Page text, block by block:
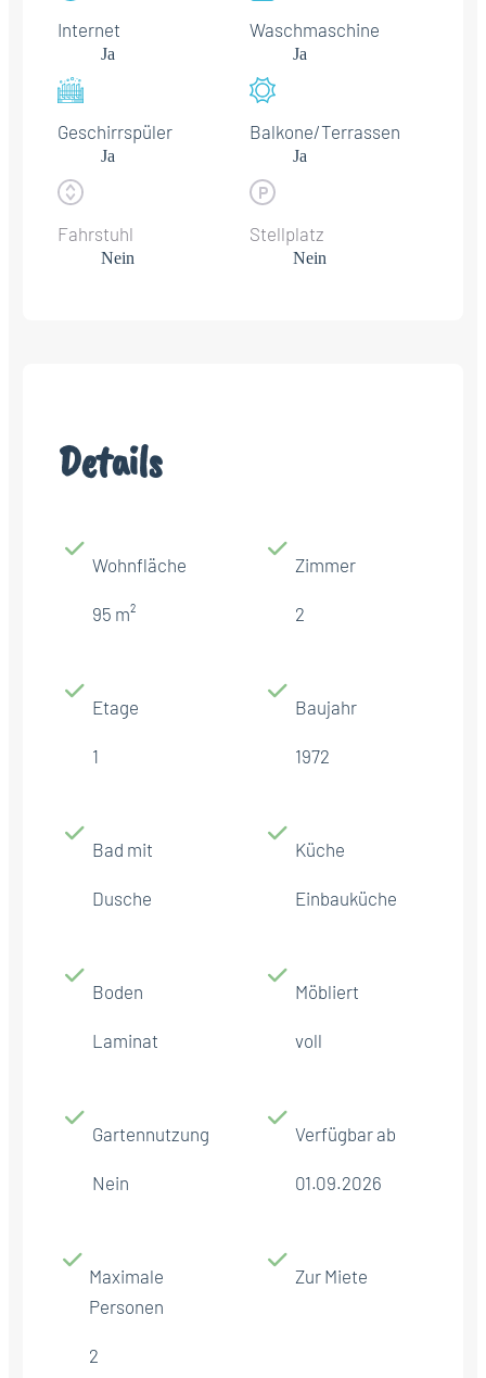
Internet
Ja
Waschmaschine
Ja
Geschirrspüler
Ja
Balkone/Terrassen
Ja
Fahrstuhl
Nein
Stellplatz
Nein
Details
Wohnfläche
95 m²
Zimmer
2
Etage
1
Baujahr
1972
Bad mit
Dusche
Küche
Einbauküche
Boden
Laminat
Möbliert
voll
Gartennutzung
Nein
Verfügbar ab
01.09.2026
Maximale
Personen
2
Zur Miete